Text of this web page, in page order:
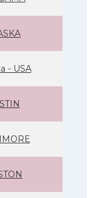
- USA